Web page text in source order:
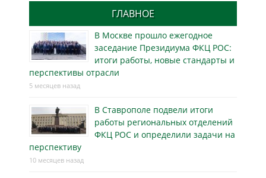
ГЛАВНОЕ
В Москве прошло ежегодное
заседание Президиума ФКЦ РОС:
итоги работы, новые стандарты и
перспективы отрасли
5 месяцев назад
В Ставрополе подвели итоги
работы региональных отделений
ФКЦ РОС и определили задачи на
перспективу
10 месяцев назад